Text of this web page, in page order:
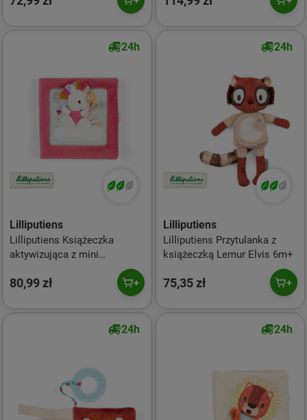
24h
Lilliputiens
Lilliputiens Książeczka
aktywizująca z mini
snów Jednorożec Lena 18m+
80,99 zł
24h
Lilliputiens
Lilliputiens Przytulanka z
książeczką Lemur Elvis 6m+
75,35 zł
24h 24h